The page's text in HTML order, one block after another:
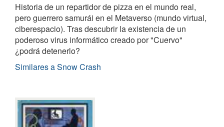
Historia de un repartidor de pizza en el mundo real,
pero guerrero samurái en el Metaverso (mundo virtual,
ciberespacio). Tras descubrir la existencia de un
poderoso virus informático creado por "Cuervo"
¿podrá detenerlo?
Similares a Snow Crash